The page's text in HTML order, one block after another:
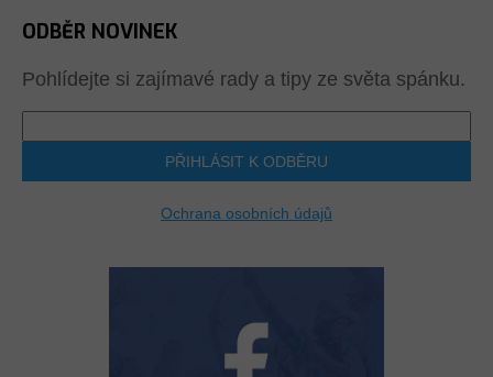
ODBĚR NOVINEK
Pohlídejte si zajímavé rady a tipy ze světa spánku.
PŘIHLÁSIT K ODBĚRU
Ochrana osobních údajů